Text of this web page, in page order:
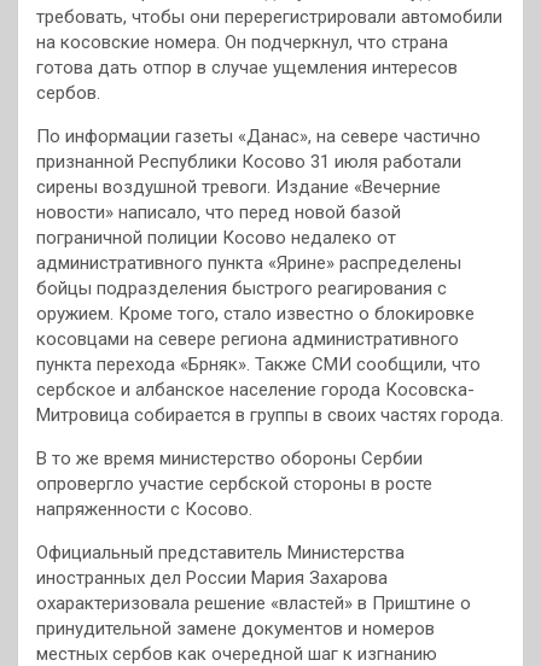
требовать, чтобы они перерегистрировали автомобили
на косовские номера. Он подчеркнул, что страна
готова дать отпор в случае ущемления интересов
сербов.
По информации газеты «Данас», на севере частично
признанной Республики Косово 31 июля работали
сирены воздушной тревоги. Издание «Вечерние
новости» написало, что перед новой базой
пограничной полиции Косово недалеко от
административного пункта «Ярине» распределены
бойцы подразделения быстрого реагирования с
оружием. Кроме того, стало известно о блокировке
косовцами на севере региона административного
пункта перехода «Брняк». Также СМИ сообщили, что
сербское и албанское население города Косовска-
Митровица собирается в группы в своих частях города.
В то же время министерство обороны Сербии
опровергло участие сербской стороны в росте
напряженности с Косово.
Официальный представитель Министерства
иностранных дел России Мария Захарова
охарактеризовала решение «властей» в Приштине о
принудительной замене документов и номеров
местных сербов как очередной шаг к изгнанию